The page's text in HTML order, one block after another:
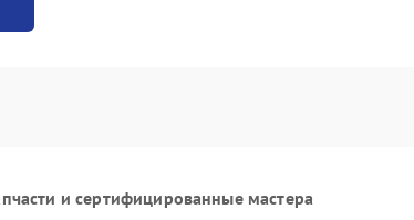
и сертифицированные мастера